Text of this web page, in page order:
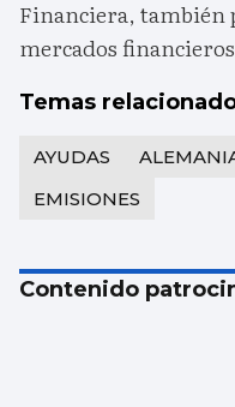
Financiera, también
mercados
Temas
AYUDAS
EMISIONES
Contenido